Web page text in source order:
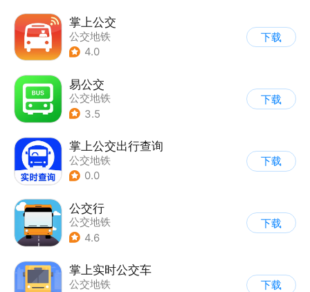
掌上公交
公交地铁
4.0
下载
易公交
公交地铁
3.5
下载
掌上公交出行查询
公交地铁
0.0
下载
公交行
公交地铁
4.6
下载
掌上实时公交车
公交地铁
下载